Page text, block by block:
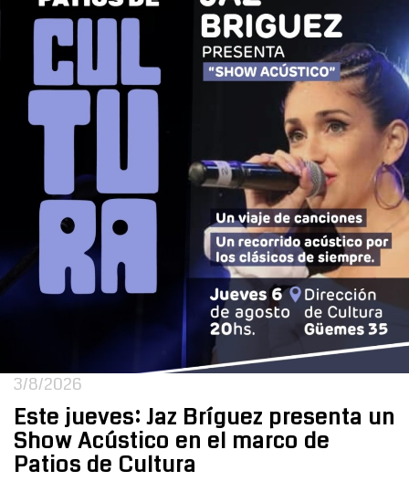
3/8/2026
Este jueves: Jaz Bríguez presenta un
Show Acústico en el marco de
Patios de Cultura